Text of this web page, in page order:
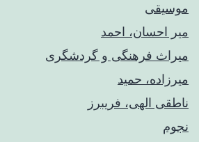
موسیقی
میر احسان، احمد
میراث فرهنگی و گردشگری
میرزاده، حمید
ناطقی الهی، فریبرز
نجوم